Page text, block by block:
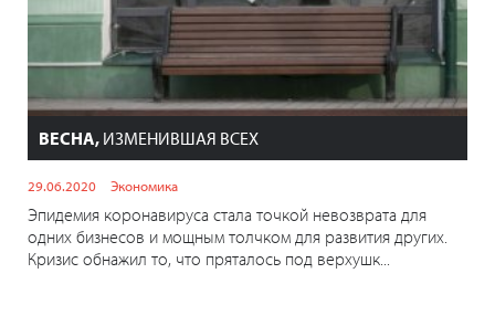
ВЕСНА, ИЗМЕНИВШАЯ ВСЕХ
29.06.2020 Экономика
Эпидемия коронавируса стала точкой невозврата для
одних бизнесов и мощным толчком для развития других.
Кризис обнажил то, что пряталось под верхушк...